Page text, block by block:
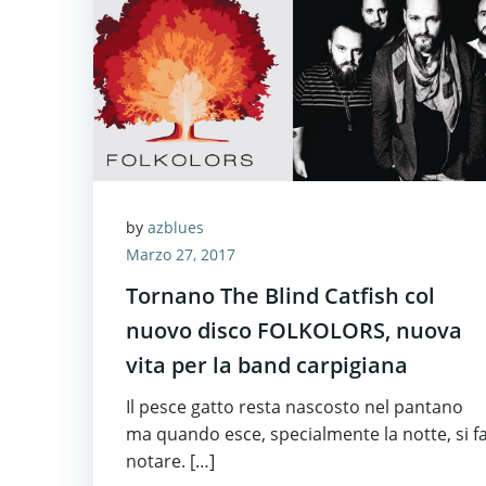
by azblues
Marzo 27, 2017
Tornano The Blind Catfish col
nuovo disco FOLKOLORS, nuova
vita per la band carpigiana
Il pesce gatto resta nascosto nel pantano
ma quando esce, specialmente la notte, si
notare. […]